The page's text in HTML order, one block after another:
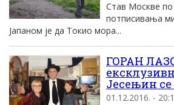
Став Москве
потписивања
Јапаном је да Токио мора...
ГОРАН
Јесењин
01.12.2016. -